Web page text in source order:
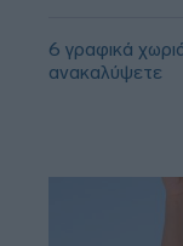
6 γραφικά
ανακαλύψετε